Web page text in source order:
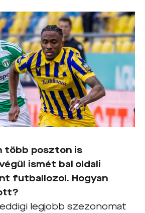
több poszton is
ismét bal oldali
futballozol. Hogyan
legjobb szezonomat